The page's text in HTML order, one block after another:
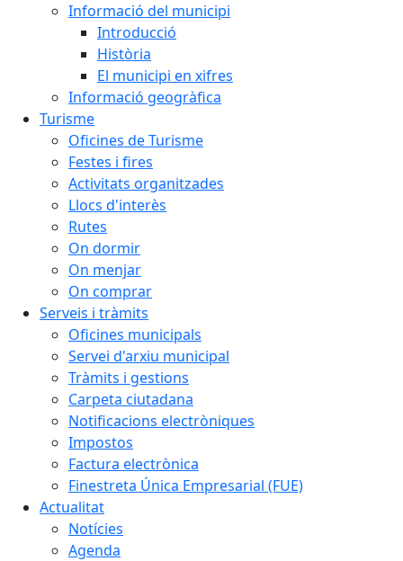
Informació del municipi
Introducció
Història
El municipi en xifres
Informació geogràfica
Turisme
Oficines de Turisme
Festes i fires
Activitats organitzades
Llocs d'interès
Rutes
On dormir
On menjar
On comprar
Serveis i tràmits
Oficines municipals
Servei d'arxiu municipal
Tràmits i gestions
Carpeta ciutadana
Notificacions electròniques
Impostos
Factura electrònica
Finestreta Única Empresarial (FUE)
Actualitat
Notícies
Agenda